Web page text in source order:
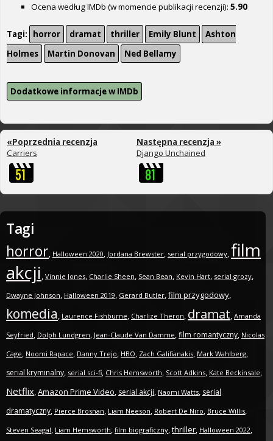
Ocena według IMDb (w momencie publikacji recenzji): 5.90
Tagi: horror dramat thriller Emily Blunt
Ashton
Holmes
Martin Donovan Ned Bellamy
Dodatkowe informacje w IMDb
«Poprzednia recenzja
Carriers
Następna recenzja »
Django Unchained
Tagi
horror, Halloween 2020, Jordana Brewster, serial przygodowy,film
akcji, Vinnie Jones, Charlie Sheen, Sean Bean, Kevin Hart, serial grozy,
Dwayne Johnson, Halloween 2019, Gerard Butler,film przygodowy,
komedia, Laurence Fishburne, Charlize Theron, dramat, Amanda
Seyfried, Dolph Lundgren, Jean-Claude Van Damme,film romantyczny, Nicolas
Cage, Noomi Rapace, Danny Trejo, HBO, Zach Galifianakis, Mark Wahlberg,
serial kryminalny, serial sci-fi, Chris Hemsworth, Scott Adkins, Kate Beckinsale,
Netflix,Amazon Prime Video, serial akcji, Naomi Watts, serial
dramatyczny, Pierce Brosnan, Liam Neeson, Robert De Niro, Bruce Willis,
Steven Seagal, Liam Hemsworth, film biograficzny,thriller, Halloween 2022,